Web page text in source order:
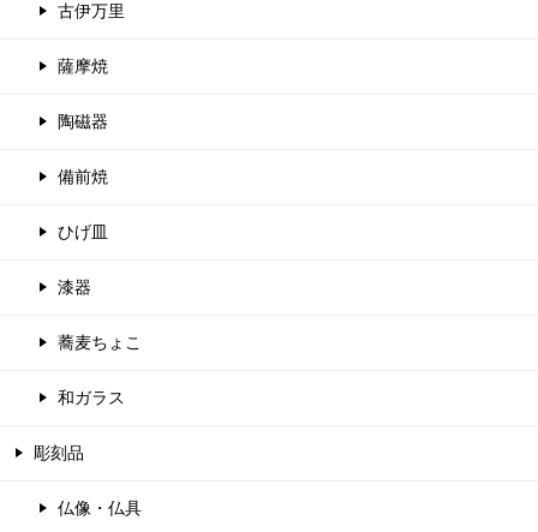
古伊万里
薩摩焼
陶磁器
備前焼
ひげ皿
漆器
蕎麦ちょこ
和ガラス
彫刻品
仏像・仏具